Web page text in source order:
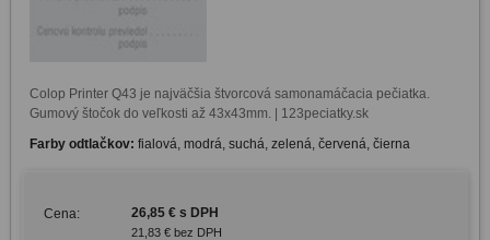
Colop Printer Q43 je najväčšia štvorcová samonamáčacia pečiatka.
Gumový štočok do veľkosti až 43x43mm. | 123peciatky.sk
Farby odtlačkov: fialová, modrá, suchá, zelená, červená, čierna
Cena: 26,85 € s DPH
21,83 € bez DPH